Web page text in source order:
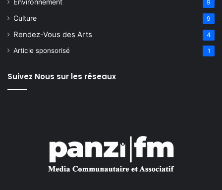
Environnement 9
Culture 9
Rendez-Vous des Arts 4
Article sponsorisé 1
Suivez Nous sur les réseaux